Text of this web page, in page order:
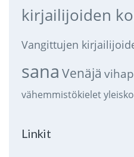
kirjailijoiden
Vangittujen
sana Venäjä
vähemmistökielet
Linkit